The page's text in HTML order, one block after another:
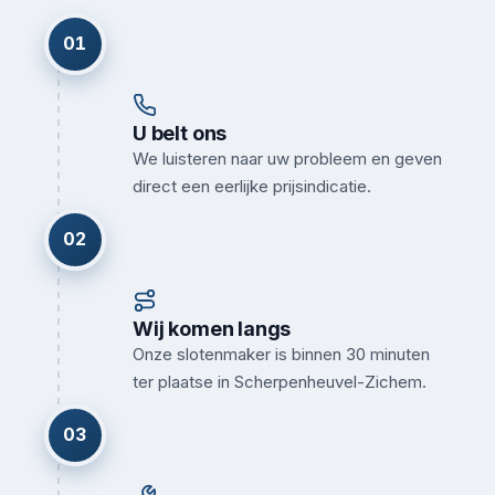
01
U belt ons
We luisteren naar uw probleem en geven
direct een eerlijke prijsindicatie.
02
Wij komen langs
Onze slotenmaker is binnen 30 minuten
ter plaatse in Scherpenheuvel-Zichem.
03